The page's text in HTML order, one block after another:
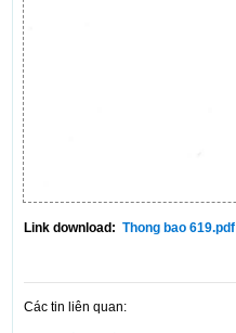
Link download: Thong bao 619.pdf
Các tin liên quan: